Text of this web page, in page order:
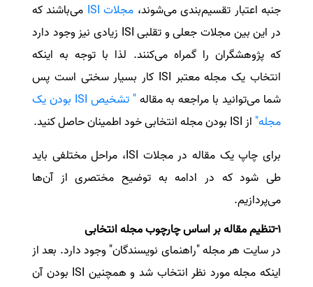
جنبه اعتبار تقسیم‌بندی می‌شوند، مجلات ISI می‌باشند که
در این بین مجلات جعلی و تقلبیISI زیادی نیز وجود دارد
که پژوهشگران را گمراه می‌کنند. لذا با توجه به اینکه
انتخاب یک مجله معتبر ISI کار بسیار سختی است پس
شما می‌توانید با مراجعه به مقاله
" تشخیص ISI بودن یک
مجله" ازISI بودن مجله انتخابی خود اطمینان حاصل کنید.
برای چاپ یک مقاله در مجلات ISI، مراحل مختلفی باید
طی شود که در ادامه به توضیح مختصری از آن‌ها
می‌پردازیم.
1-تنظیم مقاله بر اساس چارچوب مجله انتخابی
در سایت هر مجله "راهنمای نویسندگان" وجود دارد. بعد از
اینکه مجله مورد نظر انتخاب شد و همچنین ISI بودن آن